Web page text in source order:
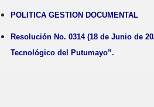
POLITICA GESTION DOCUMENTAL
Resolución No. 0314 (18 de Junio de
Tecnológico del Putumayo”.